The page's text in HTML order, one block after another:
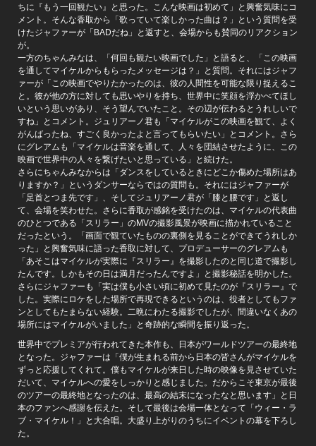
ちに『もう一回観たい』と思った。こんな映画は初めて」と興奮気味にコ
メント。そんな香取から「歌っていて楽しかった曲は？」という質問を受
けたジャファーが「BADだね」と返すと、会場からも賛同のリアクション
が。
一方のちゃんみなは、「何回も観たい映画でした」と語ると、「この映画
を通してマイケルからもらったメッセージは？」と質問。それにはジャフ
ァーが「この映画でやりたかったのは、彼の人間性を可能な限り捉えるこ
と。彼が他の方に対しても思いやりを持ち、世界中に笑顔を浮かべてほし
いという思いがあり、そう望んでいたこと。その辺が伝わるとうれしいで
すね」とコメント。ジュリアーノ君も「マイケルがこの映画を観て、よく
がんばったね、すごく良かったよと言ってもらいたい」とコメント。さら
にグレアムも「マイケルは音楽を通して、人々を団結させたように、この
映画で世界中の人々を繋げたいと思っている」と続けた。
さらにちゃんみなからは「ダンスをしているときにどこか傷めた場所はあ
りますか？」というダンサーならではの質問も。それにはジャファーが
「足首とつま先です」、そしてジュリアーノ君が「膝と腰です」と返し
て、会場を笑わせた。さらに香取が感銘を受けたのは、マイケルの代表曲
のひとつである「スリラー」のMVの撮影風景が映画に描かれていること
だったという。「画面で観ていたものの裏側を見ることができてうれしか
った」と興奮気味に語った香取に対して、プロデューサーのグレアムも
「あそこはマイケルが実際に『スリラー』を撮影したのと同じ道で撮影し
たんです。しかもその日は満月だったんですよ」と撮影秘話を明かした。
さらにジャファーも「実は僕も小さい頃に初めて見たのが『スリラー』で
した。実際にロケをした場所で再現できるというのは、役者としてもファ
ンとしてもたまらない経験。二晩にわたる撮影でしたが、間違いなくあの
場所にはマイケルがいました」と奇跡的な瞬間を振り返った。
世界中でプレミアが行われてきた本作も、日本がワールドツアーの最終地
となった。ジャファーは「僕が生まれる前から日本の皆さんがマイケルを
ずっと応援してくれて。僕もマイケルが来日した時の映像を見させていた
だいて、マイケルへの愛をしっかりと感じました。だからこそ東京が最後
のツアーの最終地となったのは、最高の結末になったなと思います」と日
本のファンへ感謝を伝えた。そして最後は会場一体となって「ウィー・ラ
ブ・マイケル！」と大合唱。大盛り上がりのうちにイベントの幕を下ろし
た。